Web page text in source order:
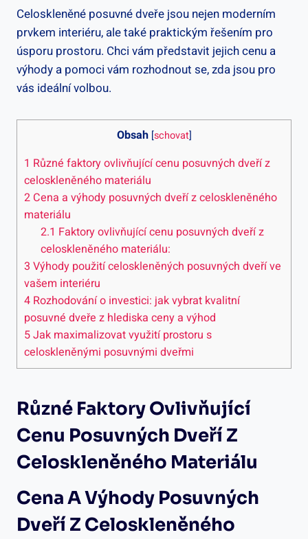
Celoskleněné posuvné dveře jsou nejen moderním
prvkem interiéru, ale také praktickým řešením pro
úsporu prostoru. Chci vám představit jejich cenu a
výhody a pomoci vám rozhodnout se, zda jsou pro
vás ideální volbou.
Obsah [schovat]
1 Různé faktory ovlivňující cenu posuvných dveří z
celoskleněného materiálu
2 Cena a výhody posuvných dveří z celoskleněného
materiálu
2.1 Faktory ovlivňující cenu posuvných dveří z
celoskleněného materiálu:
3 Výhody použití celoskleněných posuvných dveří ve
vašem interiéru
4 Rozhodování o investici: jak vybrat kvalitní
posuvné dveře z hlediska ceny a výhod
5Jak maximalizovat využití prostoru s
celoskleněnými posuvnými dveřmi
Různé Faktory Ovlivňující
Cenu Posuvných Dveří Z
Celoskleněného Materiálu
Cena A Výhody Posuvných
Dveří Z Celoskleněného